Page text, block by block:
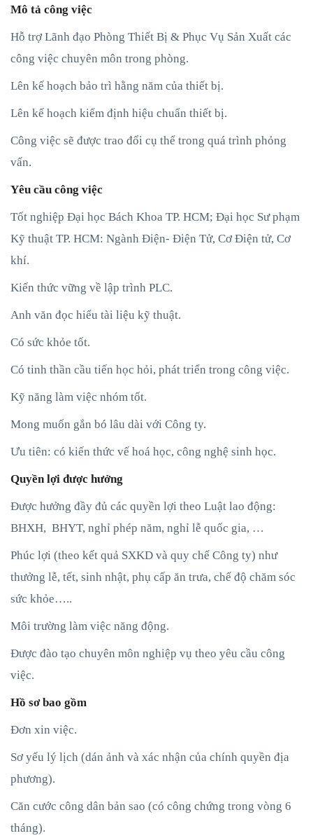
Mô tả công việc
Hỗ trợ Lãnh đạo Phòng Thiết Bị & Phục Vụ Sản Xuất các
công việc chuyên môn trong phòng.
Lên kế hoạch bảo trì hằng năm của thiết bị.
Lên kế hoạch kiểm định hiệu chuẩn thiết bị.
Công việc sẽ được trao đổi cụ thể trong quá trình phỏng
vấn.
Yêu cầu công việc
Tốt nghiệp Đại học Bách Khoa TP. HCM; Đại học Sư phạm
Kỹ thuật TP. HCM: Ngành Điện- Điện Tử, Cơ Điện tử, Cơ
khí.
Kiến thức vững về lập trình PLC.
Anh văn đọc hiểu tài liệu kỹ thuật.
Có sức khỏe tốt.
Có tinh thần cầu tiến học hỏi, phát triển trong công việc.
Kỹ năng làm việc nhóm tốt.
Mong muốn gắn bó lâu dài với Công ty.
Ưu tiên: có kiến thức vế hoá học, công nghệ sinh học.
Quyền lợi được hưởng
Được hưởng đầy đủ các quyền lợi theo Luật lao động:
BHXH, BHYT, nghỉ phép năm, nghỉ lễ quốc gia, …
Phúc lợi (theo kết quả SXKD và quy chế Công ty) như
thưởng lễ, tết, sinh nhật, phụ cấp ăn trưa, chế độ chăm sóc
sức khỏe…..
Môi trường làm việc năng động.
Được đào tạo chuyên môn nghiệp vụ theo yêu cầu công
việc.
Hồ sơ bao gồm
Đơn xin việc.
Sơ yếu lý lịch (dán ảnh và xác nhận của chính quyền địa
phương).
Căn cước công dân bản sao (có công chứng trong vòng 6
tháng).